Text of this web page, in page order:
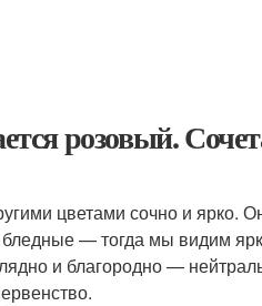
розовый.
цветами сочно и ярко.
— тогда мы видим
и благородно —